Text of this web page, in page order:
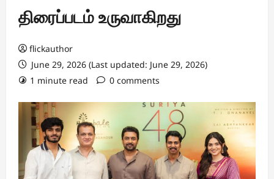
திரைப்படம் உருவாகிறது
flickauthor
June 29, 2026 (Last updated: June 29, 2026)
1 minute read
0 comments